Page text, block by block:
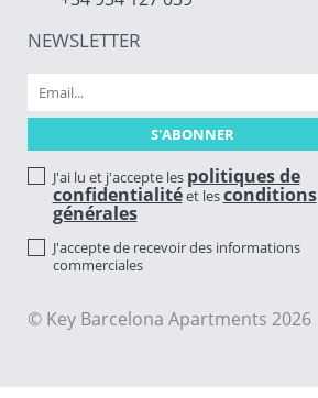
NEWSLETTER
J'ai lu et j'accepte les politiques de
confidentialitéet lesconditions
générales
J'accepte de recevoir des informations
commerciales
© Key Barcelona Apartments 2026